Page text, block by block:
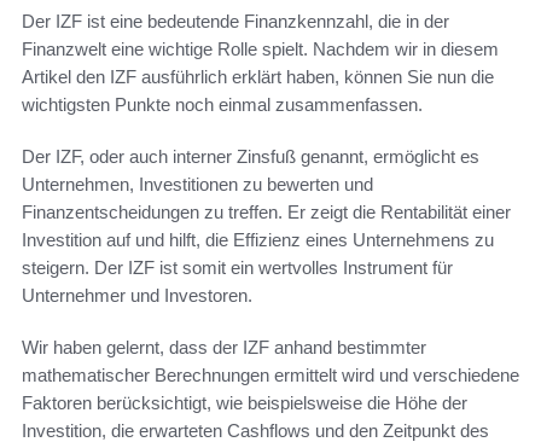
Der IZF ist eine bedeutende Finanzkennzahl, die in der
Finanzwelt eine wichtige Rolle spielt. Nachdem wir in diesem
Artikel den IZF ausführlich erklärt haben, können Sie nun die
wichtigsten Punkte noch einmal zusammenfassen.
Der IZF, oder auch interner Zinsfuß genannt, ermöglicht es
Unternehmen, Investitionen zu bewerten und
Finanzentscheidungen zu treffen. Er zeigt die Rentabilität einer
Investition auf und hilft, die Effizienz eines Unternehmens zu
steigern. Der IZF ist somit ein wertvolles Instrument für
Unternehmer und Investoren.
Wir haben gelernt, dass der IZF anhand bestimmter
mathematischer Berechnungen ermittelt wird und verschiedene
Faktoren berücksichtigt, wie beispielsweise die Höhe der
Investition, die erwarteten Cashflows und den Zeitpunkt des